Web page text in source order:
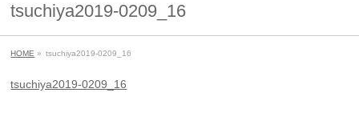
tsuchiya2019-0209_16
HOME » tsuchiya2019-0209_16
tsuchiya2019-0209_16